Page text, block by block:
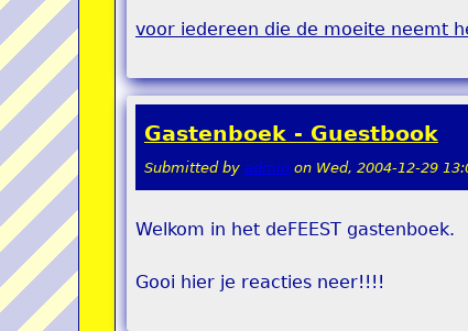
voor iedereen die de moeite neemt
Gastenboek - Guestbook
Submitted by admin on Wed, 2004-12-29
Welkom in het deFEEST gastenboek.
Gooi hier je reacties neer!!!!